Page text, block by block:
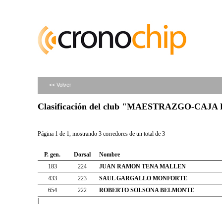
<< Volver
Clasificación del club "MAESTRAZGO-
Página 1 de 1, mostrando 3 corredores de un total de 3
P. gen. Dorsal
Nombre
183
224
JUAN RAMON TENA MALLEN
433
223
SAUL GARGALLO MONFORTE
654
222
ROBERTO SOLSONA BELMONTE
|